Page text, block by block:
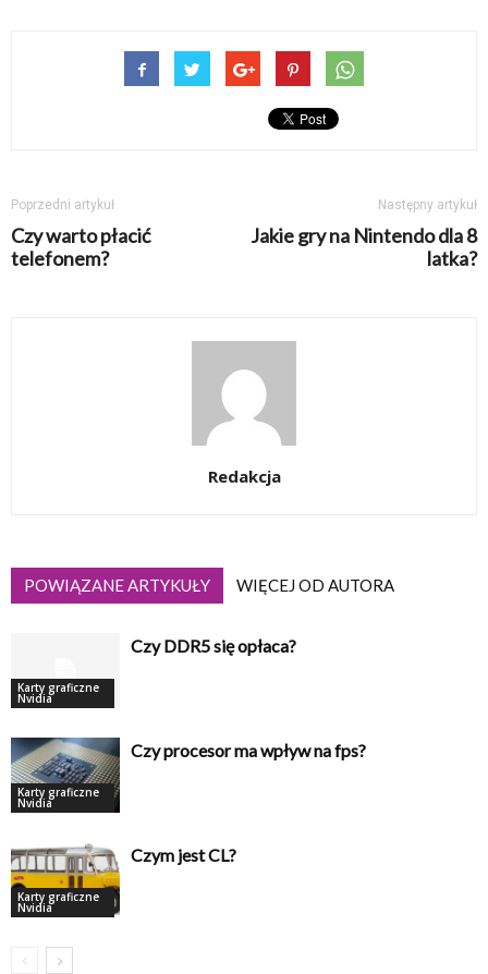
Poprzedni artykuł
Czy warto płacić
telefonem?
Następny artykuł
Jakie gry na Nintendo dla 8
latka?
Redakcja
POWIĄZANE ARTYKUŁY WIĘCEJ OD AUTORA
Karty graficzne
Nvidia
Czy DDR5 się opłaca?
Karty graficzne
Nvidia
Czy procesor ma wpływ na fps?
Karty graficzne
Nvidia
Czym jest CL?